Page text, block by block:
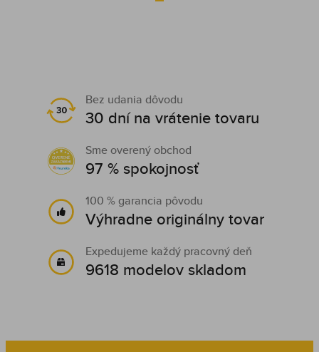
Bez udania dôvodu
30 dní na vrátenie tovaru
Sme overený obchod
97 % spokojnosť
100 % garancia pôvodu
Výhradne originálny tovar
Expedujeme každý pracovný deň
9618 modelov skladom